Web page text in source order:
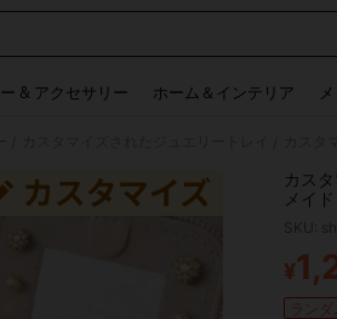
& アクセサリー ホーム＆インテリア
カス
メイ
エリ
ラム
¥
ラン